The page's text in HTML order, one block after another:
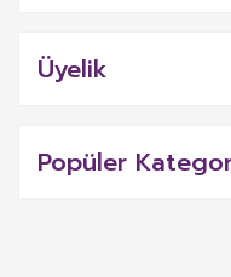
Üyelik
Popüler